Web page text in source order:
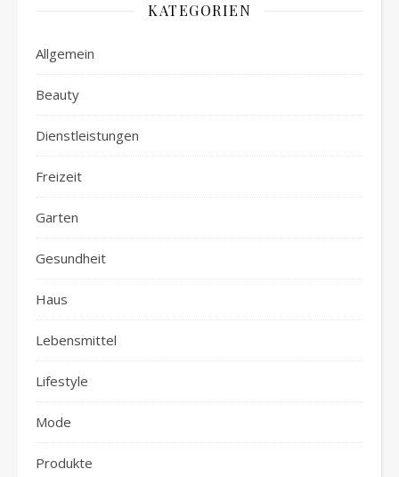
KATEGORIEN
Allgemein
Beauty
Dienstleistungen
Freizeit
Garten
Gesundheit
Haus
Lebensmittel
Lifestyle
Mode
Produkte